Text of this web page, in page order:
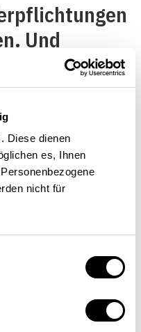
Diese dienen
es, Ihnen
nicht für
Und
noch die
und
zu
geht es
gewisse
von
der
die